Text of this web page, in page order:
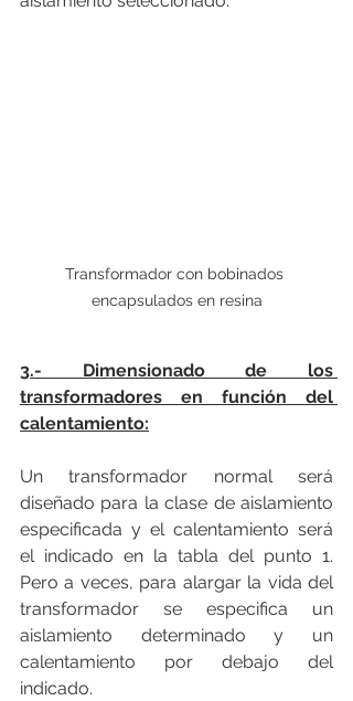
Transformador con bobinados
encapsulados en resina
3.- Dimensionado de los
transformadores en función del
calentamiento:
Un transformador normal será
diseñado para la clase de aislamiento
especificada y el calentamiento será
el indicado en la tabla del punto 1.
Pero a veces, para alargar la vida del
transformador se especifica un
aislamiento determinado y un
calentamiento por debajo del
indicado.